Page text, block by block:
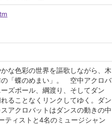
な色彩の世界を謳歌しながら、木
の「蝶のめまい」。 空中アクロバ
ズポール、綱渡り、そしてダン
ることなくリンクしてゆく。ダン
アクロバットはダンスの動きの中
ティストと4名のミュージシャン